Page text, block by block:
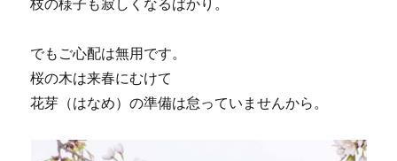
枝の様子も寂しくなるばかり。
でもご心配は無用です。
桜の木は来春にむけて
花芽（はなめ）の準備は怠っていませんから。